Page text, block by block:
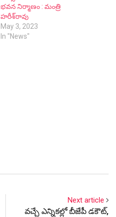
భవన నిర్మాణం : మంత్రి
హరీశ్‌రావు
May 3, 2023
In "News"
Next article
వచ్చే ఎన్నికల్లో బీజేపీ డకౌట్,